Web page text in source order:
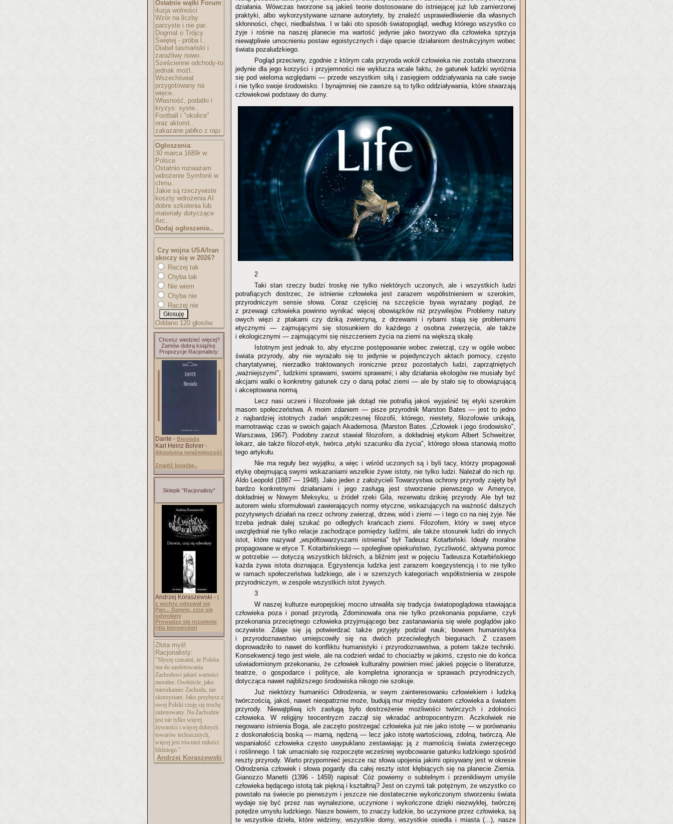
Ostatnie wątki Forum:
iluzja wolności
Wzór na liczby
parzyste i nie par..
Dogmat o Trójcy
Świętej - próba l..
Diabeł tasmański i
zaraźliwy nowo..
Sześcienne odchody-to
jednak możl..
Wszechświat
przygotowany na
więce..
Własność, podatki i
kryzys: syste..
Football i "okolice"
oraz aktorst..
zakazane jabłko z raju
Ogłoszenia:
30 marca 1689r w
Polsce
Ostatnio rozważam
wdrożenie Symfonii w
chmu..
Jakie są rzeczywiste
koszty wdrożenia AI
dobre szkolenia lub
materiały dotyczące
Arc..
Dodaj ogłoszenie..
Czy wojna USA/Iran
skoczy się w 2026?
Raczej tak
Chyba tak
Nie wiem
Chyba nie
Raczej nie
Oddano 120 głosów.
Chcesz wiedzieć więcej?
Zamów dobrą książkę.
Propozycje Racjonalisty:
Dante - Biesiada
Karl Heinz Bohrer -
Absolutna teraźniejszość
Znajdź książkę..
Sklepik "Racjonalisty"
Andrzej Koraszewski - I
z wichru odezwał się
Pan... Darwin, czuj się
odwołany
Prowadzę się rozumnie
(dla kierowców)
Złota myśl
Racjonalisty:
"Słyszę czasami, że Polska
ma do zaoferowania
Zachodowi jakieś wartości
moralne. Osobiście, jako
mieszkaniec Zachodu, nie
skorzystam. Jako przybysz z
owej Polski czuję się trochę
zażenowany. Na Zachodzie
jest nie tylko więcej
żywności i więcej dobrych
towarów technicznych,
więcej jest również miłości
bliźniego."
Andrzej Koraszewski
działania. Wówczas tworzone są jakieś teorie dostosowane do istniejącej już lub zamierzonej
praktyki, albo wykorzystywane uznane autorytety, by znaleźć usprawiedliwienie dla własnych
skłonności, chęci, niedbalstwa. I w taki oto sposób światopogląd, według którego wszystko co
żyje i rośnie na naszej planecie ma wartość jedynie jako tworzywo dla człowieka sprzyja
niewątpliwie umocnieniu postaw egoistycznych i daje oparcie działaniom destrukcyjnym wobec
świata pozaludzkiego.
Pogląd przeciwny, zgodnie z którym cała przyroda wokół człowieka nie została stworzona
jedynie dla jego korzyści i przyjemności nie wyklucza wcale faktu, że gatunek ludzki wyróżnia
się pod wieloma względami — przede wszystkim siłą i zasięgiem oddziaływania na całe swoje
i nie tylko swoje środowisko. I bynajmniej nie zawsze są to tylko oddziaływania, które stwarzają
człowiekowi podstawy do dumy.
2
Taki stan rzeczy budzi troskę nie tylko niektórych uczonych, ale i wszystkich ludzi
potrafiących dostrzec, że istnienie człowieka jest zarazem współistnieniem w szerokim,
przyrodniczym sensie słowa. Coraz częściej na szczęście bywa wyrażany pogląd, że
z przewagi człowieka powinno wynikać więcej obowiązków niż przywilejów. Problemy natury
owych więzi z ptakami czy dziką zwierzyną, z drzewami i rybami stają się problemami
etycznymi — zajmującymi się stosunkiem do każdego z osobna zwierzęcia, ale także
i ekologicznymi — zajmującymi się niszczeniem życia na ziemi na większą skalę.
Istotnym jest jednak to, aby etyczne postępowanie wobec zwierząt, czy w ogóle wobec
świata przyrody, aby nie wyrażało się to jedynie w pojedynczych aktach pomocy, często
charytatywnej, nierzadko traktowanych ironicznie przez pozostałych ludzi, zaprzątniętych
„ważniejszymi", ludzkimi sprawami, swoimi sprawami; i aby działania ekologów nie musiały być
akcjami walki o konkretny gatunek czy o daną połać ziemi — ale by stało się to obowiązującą
i akceptowana normą.
Lecz nasi uczeni i filozofowie jak dotąd nie potrafią jakoś wyjaśnić tej etyki szerokim
masom społeczeństwa. A moim zdaniem — pisze przyrodnik Marston Bates — jest to jedno
z najbardziej istotnych zadań współczesnej filozofii, którego, niestety, filozofowie unikają,
marnotrawiąc czas w swoich gajach Akademosa. (Marston Bates. „Człowiek i jego środowisko",
Warszawa, 1967). Podobny zarzut stawiał filozofom, a dokładniej etykom Albert Schweitzer,
lekarz, ale także filozof-etyk, twórca „etyki szacunku dla życia", którego słowa stanowią motto
tego artykułu.
Nie ma reguły bez wyjątku, a więc i wśród uczonych są i byli tacy, którzy propagowali
etykę obejmującą swymi wskazaniami wszelkie żywe istoty, nie tylko ludzi. Należał do nich np.
Aldo Leopold (1887 — 1948). Jako jeden z założycieli Towarzystwa ochrony przyrody zajęty był
bardzo konkretnymi działaniami i jego zasługą jest stworzenie pierwszego w Ameryce,
dokładniej w Nowym Meksyku, u źródeł rzeki Gila, rezerwatu dzikiej przyrody. Ale był też
autorem wielu sformułowań zawierających normy etyczne, wskazujących na ważność dalszych
pozytywnych działań na rzecz ochrony zwierząt, drzew, wód i ziemi — i tego co na niej żyje. Nie
trzeba jednak dalej szukać po odległych krańcach ziemi. Filozofem, który w swej etyce
uwzględniał nie tylko relacje zachodzące pomiędzy ludźmi, ale także stosunek ludzi do innych
istot, które nazywał „współtowarzyszami istnienia" był Tadeusz Kotarbiński. Ideały moralne
propagowane w etyce T. Kotarbińskiego — spolegliwe opiekuństwo, życzliwość, aktywna pomoc
w potrzebie — dotyczą wszystkich bliźnich, a bliźnim jest w pojęciu Tadeusza Kotarbińskiego
każda żywa istota doznająca. Egzystencja ludzka jest zarazem koegzystencją i to nie tylko
w ramach społeczeństwa ludzkiego, ale i w szerszych kategoriach współistnienia w zespole
przyrodniczym, w zespole wszystkich istot żywych.
3
W naszej kulturze europejskiej mocno utrwaliła się tradycja światopoglądowa stawiająca
człowieka poza i ponad przyrodą. Zdominowała ona nie tylko przekonania popularne, czyli
przekonania przeciętnego człowieka przyjmującego bez zastanawiania się wiele poglądów jako
oczywiste. Zdaje się ją potwierdzać także przyjęty podział nauk; bowiem humanistyka
i przyrodoznawstwo umiejscowiły się na dwóch przeciwległych biegunach. Z czasem
doprowadziło to nawet do konfliktu humanistyki i przyrodoznawstwa, a potem także techniki.
Konsekwencji tego jest wiele, ale na codzień widać to chociażby w jakimś, często nie do końca
uświadomionym przekonaniu, że człowiek kulturalny powinien mieć jakieś pojęcie o literaturze,
teatrze, o gospodarce i polityce, ale kompletna ignorancja w sprawach przyrodniczych,
dotycząca nawet najbliższego środowiska nikogo nie szokuje.
Już niektórzy humaniści Odrodzenia, w swym zainteresowaniu człowiekiem i ludzką
twórczością, jakoś, nawet nieopatrznie może, budują mur między światem człowieka a światem
przyrody. Niewątpliwą ich zasługą było dostrzeżenie możliwości twórczych i zdolności
człowieka. W religijny teocentryzm zaczął się wkradać antropocentryzm. Aczkolwiek nie
negowano istnienia Boga, ale zaczęto postrzegać człowieka już nie jako istotę — w porównaniu
z doskonałością boską — marną, nędzną — lecz jako istotę wartościową, zdolną, twórczą. Ale
wspaniałość człowieka często uwypuklano zestawiając ją z marnością świata zwierzęcego
i roślinnego. I tak umacniało się rozpoczęte wcześniej wyobcowanie gatunku ludzkiego spośród
reszty przyrody. Warto przypomnieć jeszcze raz słowa upojenia jakimi opisywany jest w okresie
Odrodzenia człowiek i słowa pogardy dla całej reszty istot kłębiących się na planecie Ziemia.
Gianozzo Manetti (1396 - 1459) napisał: Cóż powiemy o subtelnym i przenikliwym umyśle
człowieka będącego istotą tak piękną i kształtną? Jest on czymś tak potężnym, że wszystko co
powstało na świecie po pierwszym i jeszcze nie dostatecznie wykończonym stworzeniu świata
wydaje się być przez nas wynalezione, uczynione i wykończone dzięki niezwykłej, twórczej
potędze umysłu ludzkiego. Nasze bowiem, to znaczy ludzkie, bo uczynione przez człowieka, są
te wszystkie dzieła, które widzimy, wszystkie domy, wszystkie osiedla i miasta (...), nasze